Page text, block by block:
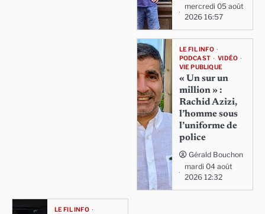
mercredi 05 août
2026 16:57
LE FIL INFO
PODCAST
VIDÉO
VIE PUBLIQUE
« Un sur un
million » :
Rachid Azizi,
l’homme sous
l’uniforme de
police
Gérald Bouchon
mardi 04 août
2026 12:32
LE FIL INFO